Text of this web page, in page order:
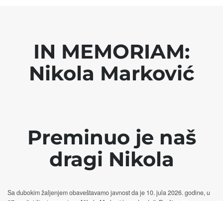
IN MEMORIAM:
Nikola Marković
Preminuo je naš
dragi Nikola
Sa dubokim žaljenjem obaveštavamo javnost da je 10. jula 2026. godine, u